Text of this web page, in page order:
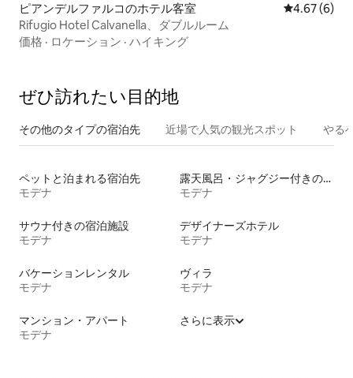
ピアンデルファルコのホテル客室 レビュー6
4.67 (6)
Rifugio Hotel Calvanella、ダブルルーム
価格 · ロケーション · ハイキング
ぜひ訪⁠れ⁠た⁠い目⁠的⁠地
その他のタ⁠イ⁠プ⁠の宿⁠泊⁠先 近場で人気の観光スポット やる
ペットと泊まれる宿泊先
モデナ
露天風呂・ジャグジー付きの宿泊施設
モデナ
サウナ付きの宿泊施設
モデナ
デザイナーズホテル
モデナ
バケーションレンタル
モデナ
ヴィラ
モデナ
マンション・アパート
モデナ
さらに表示